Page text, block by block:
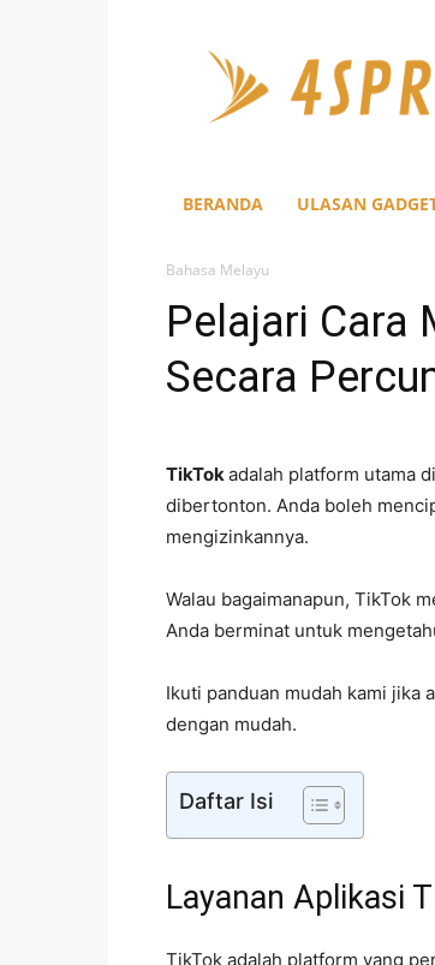
BERANDA ULASAN
Bahasa Melayu
Pelajari Cara
Secara
TikTokadalah platform utama
dibertonton. Anda boleh
mengizinkannya.
Walau bagaimanapun, TikTok
Anda berminat untuk
Ikuti panduan mudah kami jika
dengan mudah.
Daftar Isi
Layanan Aplikasi
TikTok adalah platform yang